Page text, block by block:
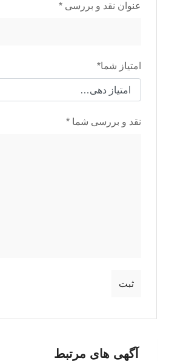
عنوان نقد و بررسی *
امتیاز شما*
نقد و بررسی شما *
آگهی های مرتبط